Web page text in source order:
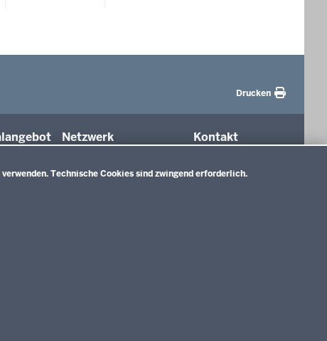
Technische Cookies sind zwingend erforderlich.
Drucken
Netzwerk
(NeO)
Kontakt
uns